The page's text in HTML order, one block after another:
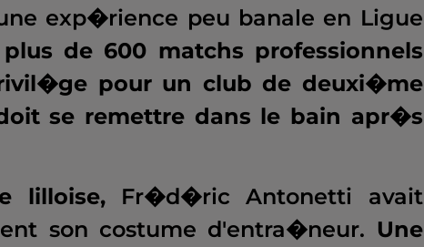
exp�rience peu banale en Ligue
de 600 matchs professionnels
pour un club de deuxi�me
se remettre dans le bain apr�s
lilloise, Fr�d�ric Antonetti avait
son costume d'entra�neur. Une